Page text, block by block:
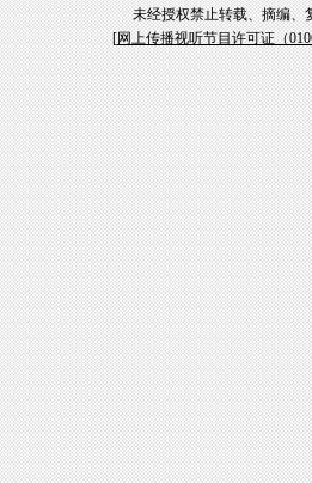
未经授权禁止转载、摘编、
[网上传播视听节目许可证（